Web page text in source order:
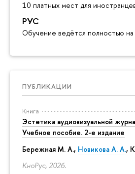
10 платных мест для
РУС
Обучение ведётся полностью на
ПУБЛИКАЦИИ
Книга
Эстетика аудиовизуальной
Учебное пособие. 2-е издание
Бережная М. А., Новикова А. А.,
КноРус, 2026.